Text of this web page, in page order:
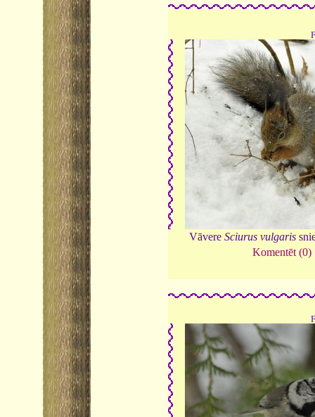
Vāvere Sciurus vulgaris
Komentēt (0)